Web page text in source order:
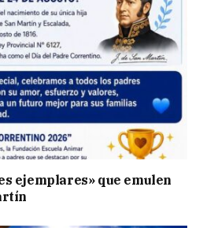
ejemplares» que emulen